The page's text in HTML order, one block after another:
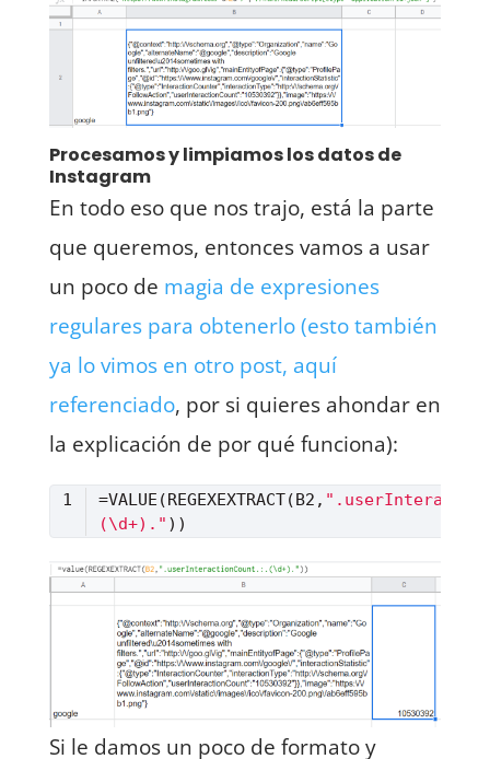
Procesamos y limpiamos los datos de
Instagram
En todo eso que nos trajo, está la parte
que queremos, entonces vamos a usar
un poco de magia de expresiones
regulares para obtenerlo (esto también
ya lo vimos en otro post, aquí
referenciado, por si quieres ahondar en
la explicación de por qué funciona):
=VALUE(REGEXEXTRACT(B2,
(\d+)."
Si le damos un poco de formato y